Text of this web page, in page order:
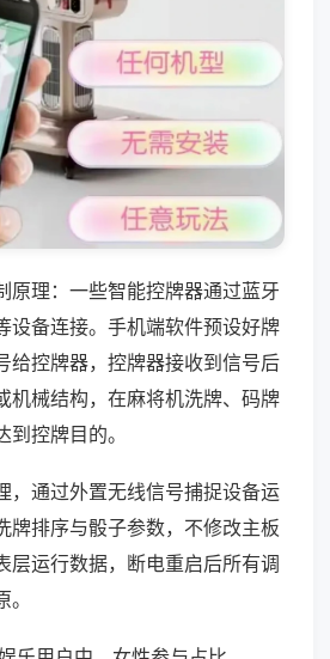
原理：一些智能控牌器通过蓝牙
设备连接。手机端软件预设好牌
给控牌器，控牌器接收到信号后
机械结构，在麻将机洗牌、码牌
控牌目的。
，通过外置无线信号捕捉设备运
牌排序与骰子参数，不修改主板
层运行数据，断电重启后所有调